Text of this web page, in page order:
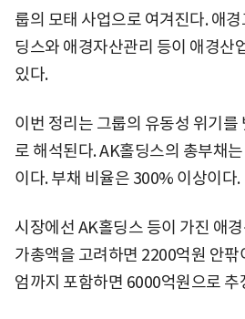
룹의 모태 사업으로 여겨진다. 애
딩스와 애경자산관리 등이 애경산
있다.
이번 정리는 그룹의 유동성 위기를
로 해석된다. AK홀딩스의 총부채
이다. 부채 비율은 300% 이상이다.
시장에선 AK홀딩스 등이 가진 애
가총액을 고려하면 2200억원 안팎
엄까지 포함하면 6000억원으로 추